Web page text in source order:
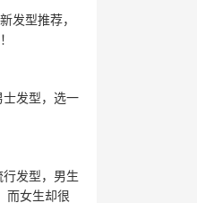
发型推荐，
发型，选一
发型，男生
而女生却很